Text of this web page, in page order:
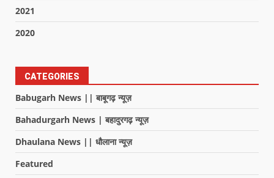
2021
2020
CATEGORIES
Babugarh News || बाबूगढ़ न्यूज़
Bahadurgarh News | बहादुरगढ़ न्यूज़
Dhaulana News || धौलाना न्यूज़
Featured